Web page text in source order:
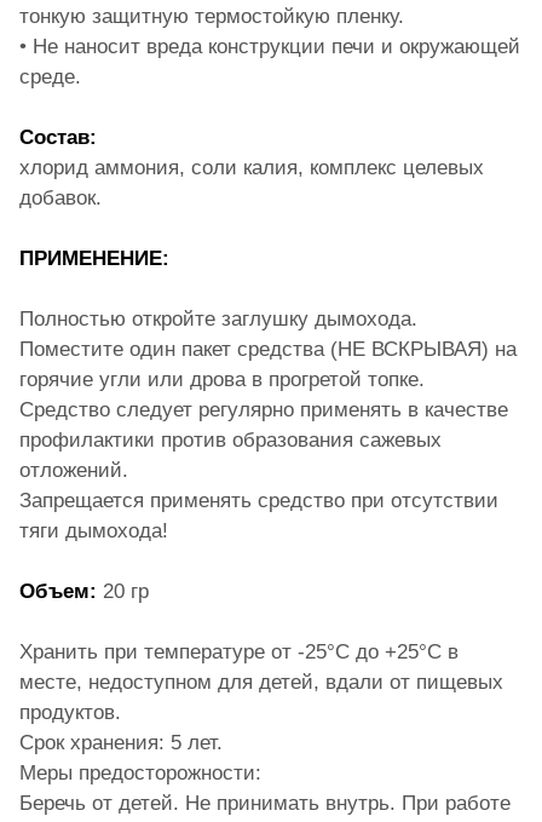
тонкую защитную термостойкую пленку.
• Не наносит вреда конструкции печи и окружающей
среде.
Состав:
хлорид аммония, соли калия, комплекс целевых
добавок.
ПРИМЕНЕНИЕ:
Полностью откройте заглушку дымохода.
Поместите один пакет средства (НЕ ВСКРЫВАЯ) на
горячие угли или дрова в прогретой топке.
Средство следует регулярно применять в качестве
профилактики против образования сажевых
отложений.
Запрещается применять средство при отсутствии
тяги дымохода!
Объем: 20 гр
Хранить при температуре от -25°С до +25°С в
месте, недоступном для детей, вдали от пищевых
продуктов.
Срок хранения: 5 лет.
Меры предосторожности:
Беречь от детей. Не принимать внутрь. При работе